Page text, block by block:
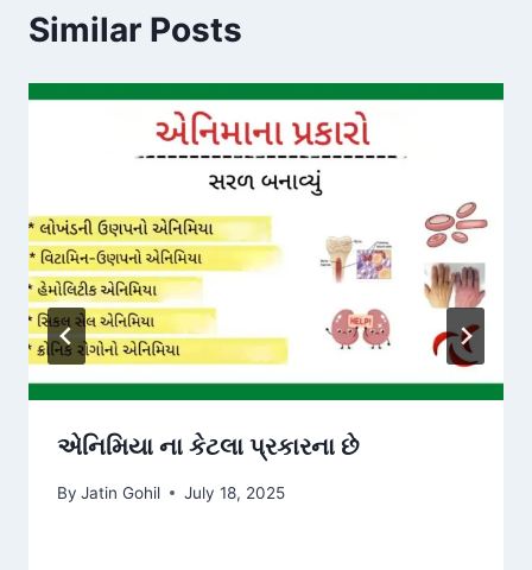
Similar Posts
એનિમિયા ના કેટલા પ્રકારના છે
By Jatin Gohil July 18, 2025